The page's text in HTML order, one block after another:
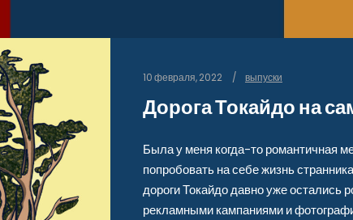
10 февраля, 2022 выпуски
Дорога Токайдо на
Была у меня когда-то романтичная
попробовать на себе жизнь
дороги Токайдо давно уже остались
рекламными кампаниями и